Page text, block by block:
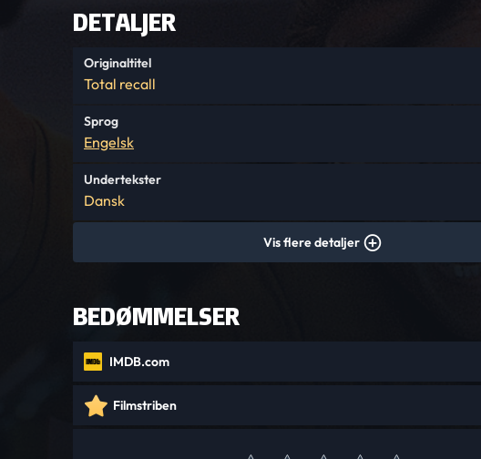
DETALJER
Originaltitel
Total recall
Sprog
Engelsk
Undertekster
Dansk
Vis flere detaljer
BEDØMMELSER
IMDB.com
Filmstriben